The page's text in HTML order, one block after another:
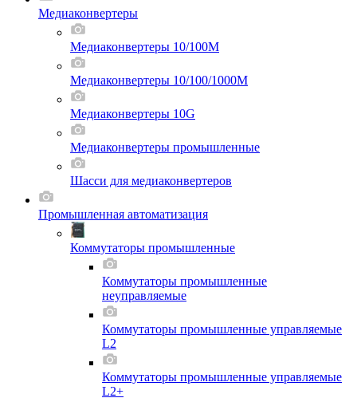
Медиаконвертеры
Медиаконвертеры 10/100M
Медиаконвертеры 10/100/1000M
Медиаконвертеры 10G
Медиаконвертеры промышленные
Шасси для мeдиаконвертеров
Промышленная автоматизация
Коммутаторы промышленные
Коммутаторы промышленные
неуправляемые
Коммутаторы промышленные управляемые
L2
Коммутаторы промышленные управляемые
L2+